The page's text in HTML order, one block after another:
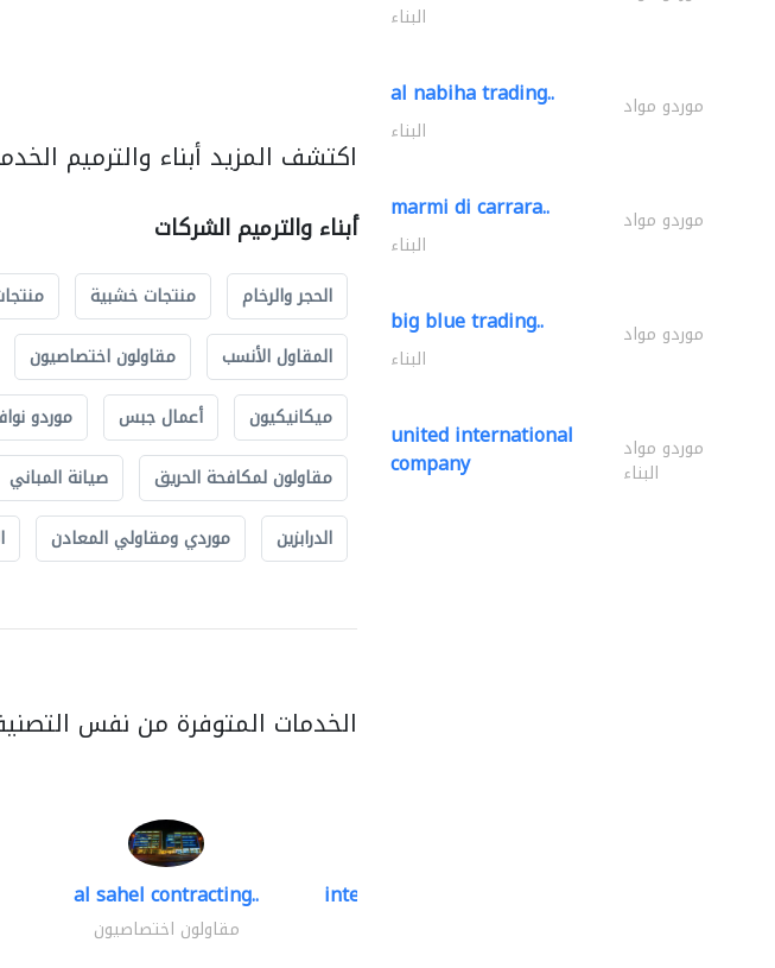
اكتشف المزيد أبناء والترميم
أبناء والترميم الشركات
الحجر والرخام منتجات خشبية
المقاول الأنسب
مقاولون اختصاصيون
ميكانيكيون
أعمال جبس موردو
مقاولون لمكافحة الحريق
صيانة المباني
الدرابزين
موردي ومقاولي المعادن
الخدمات المتوفرة من نفس
al sahel contracting..
مقاولون اختصاصيون
international electromechanical services..
البناء
al nabiha trading.. موردو مواد
البناء
marmi di carrara.. موردو مواد
البناء
big blue trading.. موردو مواد
البناء
united international
company موردو مواد
البناء